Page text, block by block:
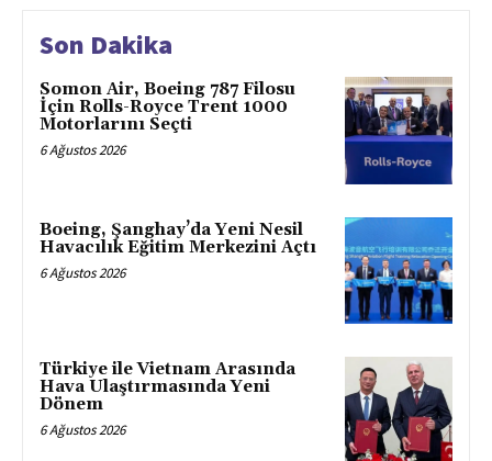
Son Dakika
Somon Air, Boeing 787 Filosu
İçin Rolls-Royce Trent 1000
Motorlarını Seçti
6 Ağustos 2026
Boeing, Şanghay’da Yeni Nesil
Havacılık Eğitim Merkezini Açtı
6 Ağustos 2026
Türkiye ile Vietnam Arasında
Hava Ulaştırmasında Yeni
Dönem
6 Ağustos 2026